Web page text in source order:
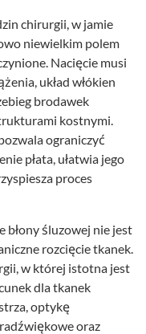
chirurgii, w jamie
niewielkim polem
Nacięcie musi
układ włókien
brodawek
kostnymi.
ograniczyć
płata, ułatwia jego
proces
błony śluzowej nie jest
rozcięcie tkanek.
w której istotna jest
dla tkanek
optykę
oraz